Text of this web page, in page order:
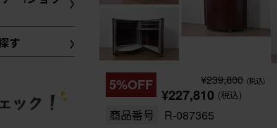
す
5%OFF ¥239,800 (税込)
¥227,810 (税込)
商品番号 R-087365